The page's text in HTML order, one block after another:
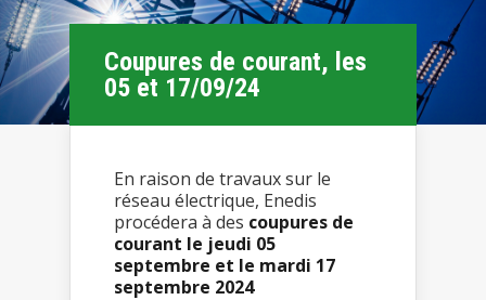
Coupures de courant, les
05 et 17/09/24
En raison de travaux sur le
réseau électrique, Enedis
procédera à des coupures de
courant le jeudi 05
septembre et le mardi 17
septembre 2024